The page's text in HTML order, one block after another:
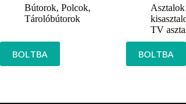
Bútorok,Polcok,
Tárolóbútorok
BOLTBA
Asztalok
TV
BOLTBA